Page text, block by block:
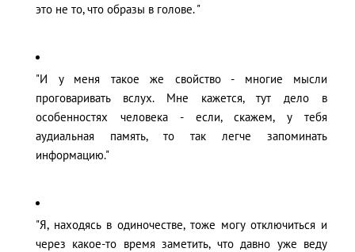
это не то, что образы в голове. "
"И у меня такое же свойство - многие мысли
проговаривать вслух. Мне кажется, тут дело в
особенностях человека - если, скажем, у тебя
аудиальная память, то так легче запоминать
информацию."
"Я, находясь в одиночестве, тоже могу отключиться и
через какое-то время заметить, что давно уже веду